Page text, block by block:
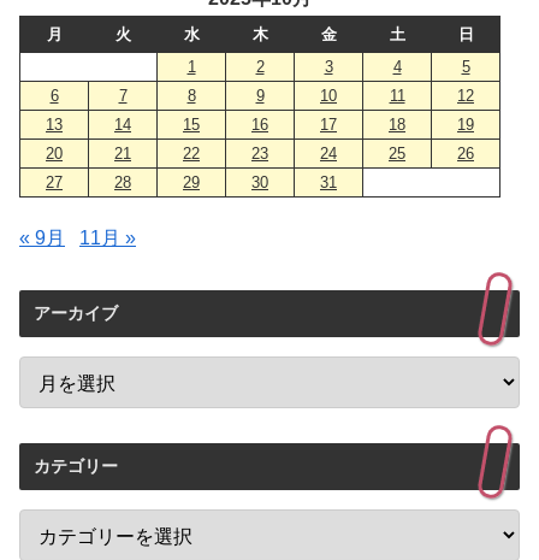
月 火 水 木 金 土
日
1
2 3 4
5
6
7 8 9 10 11
12
13
14 15 16 17 18
19
20
21 22 23 24 25
26
27
28 29 30 31
« 9月 11月 »
アーカイブ
カテゴリー